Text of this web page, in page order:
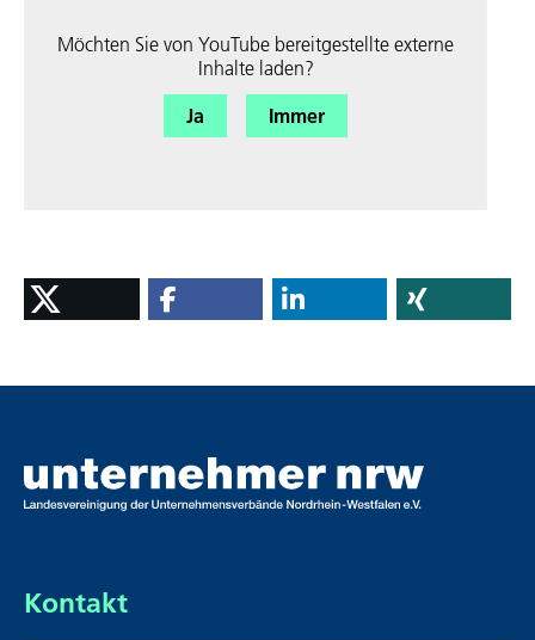
Möchten Sie von YouTube bereit­ge­stellte externe
Inhalte laden?
Ja
Immer
Kontakt